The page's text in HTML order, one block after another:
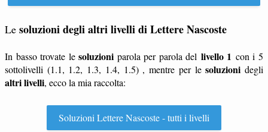
Le soluzioni degli altri livelli di Lettere Nascoste
In basso trovate lesoluzioni parola per parola del livello 1 con i 5
sottolivelli (1.1, 1.2, 1.3, 1.4, 1.5) , mentre per lesoluzioni degli
altri livelli, ecco la mia raccolta:
Soluzioni Lettere Nascoste - tutti i livelli